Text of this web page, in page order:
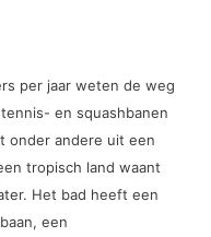
per jaar weten de weg
en squashbanen
onder andere uit een
tropisch land waant
Het bad heeft een
een